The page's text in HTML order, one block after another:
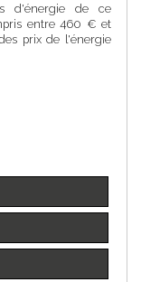
d'énergie de ce
entre 460 € et
prix de l'énergie